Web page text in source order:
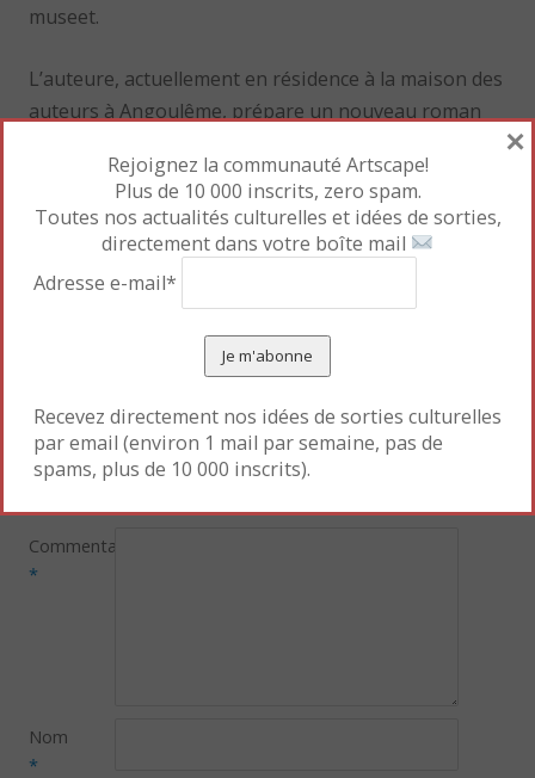
museet.
L’auteure, actuellement en résidence à la maison des
auteurs à Angoulême, prépare un nouveau roman
Pour marque-pages :Permalien.
«Le monde à sa fenêtre
Laisser un commentaire
Votre adresse e-mail ne sera pas publiée.
Commentaire
*
Nom
*
Rejoignez la communauté Artscape!
Plus de 10 000 inscrits, zero spam.
Toutes nos actualités culturelles et idées de sorties,
directement dans votre boîte mail
Adresse e-mail*
Recevez directement nos idées de sorties culturelles
par email (environ 1 mail par semaine, pas de
spams, plus de 10 000 inscrits).
×